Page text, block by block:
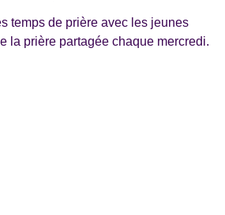
temps de prière avec les jeunes
la prière partagée chaque mercredi.